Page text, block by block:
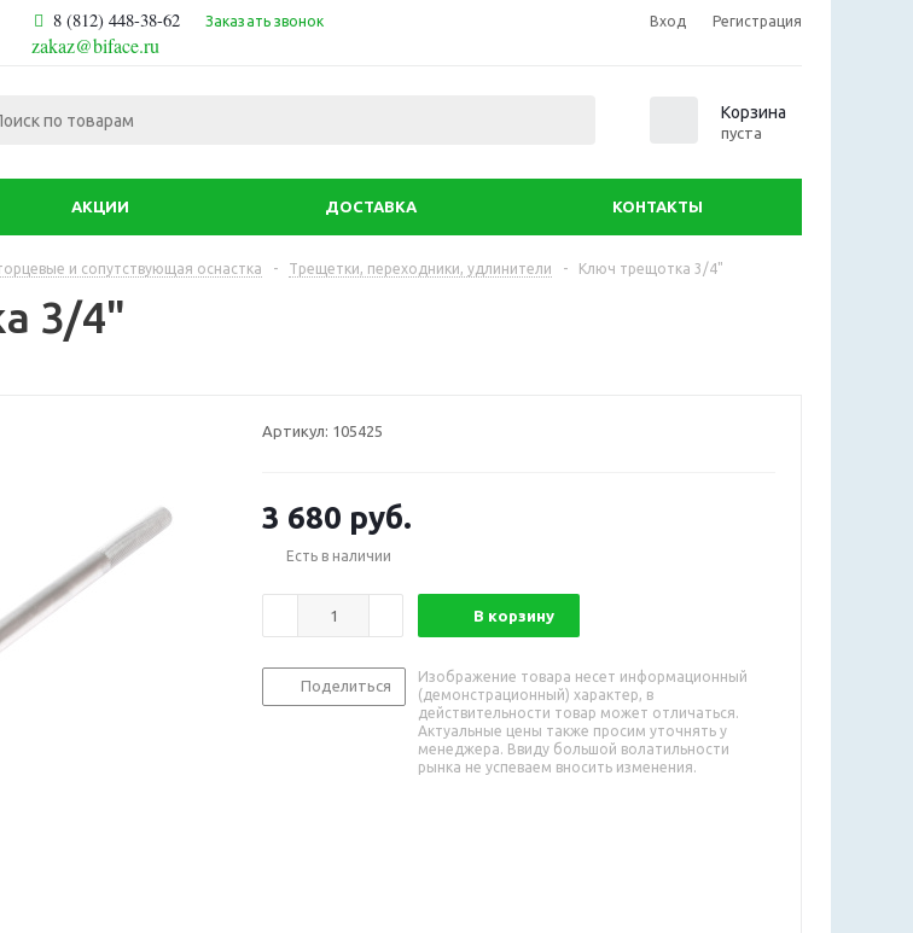
8 (812) 448-38-62 Заказать звонок
zakaz@biface.ru
Вход Регистрация
Корзина
пуста
АКЦИИ ДОСТАВКА КОНТАКТЫ
и сопутствующая оснастка - Трещетки, переходники, удлинители - Ключ трещотка 3/4"
3/4"
Артикул: 105425
3 680 руб.
Есть в наличии
В корзину
Поделиться
Изображение товара несет информационный
(демонстрационный) характер, в
действительности товар может отличаться.
Актуальные цены также просим уточнять у
менеджера. Ввиду большой волатильности
рынка не успеваем вносить изменения.